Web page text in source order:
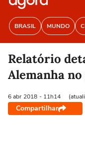
BRASIL MUNDO
Relatório
Alemanha
6 abr 2018 - 11h14
Compartilhar